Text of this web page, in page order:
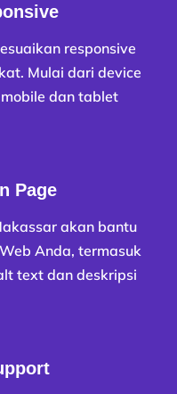
responsive
Mulai dari device
dan tablet
Page
akan bantu
Anda, termasuk
text dan deskripsi